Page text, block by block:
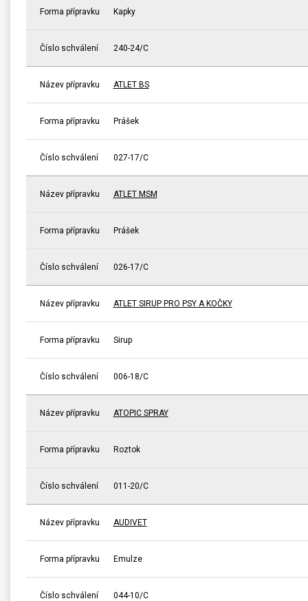
Forma přípravku Kapky
Číslo schválení 240-24/C
Název přípravku ATLET BS
Forma přípravku Prášek
Číslo schválení 027-17/C
Název přípravku ATLET MSM
Forma přípravku Prášek
Číslo schválení 026-17/C
Název přípravku ATLET SIRUP PRO PSY A KOČKY
Forma přípravku Sirup
Číslo schválení 006-18/C
Název přípravku ATOPIC SPRAY
Forma přípravku Roztok
Číslo schválení 011-20/C
Název přípravku AUDIVET
Forma přípravku Emulze
Číslo schválení 044-10/C